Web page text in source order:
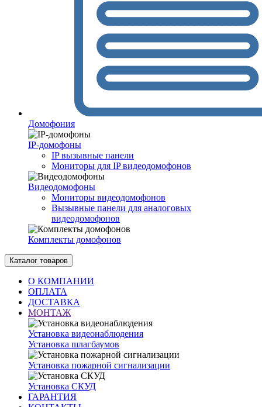
Домофония
IP-домофоны
IP вызывные панели
Мониторы для IP видеодомофонов
Видеодомофоны
Мониторы видеодомофонов
Вызывные панели для аналоговых
видеодомофонов
Комплекты домофонов
Каталог товаров
О КОМПАНИИ
ОПЛАТА
ДОСТАВКА
МОНТАЖ
Установка видеонаблюдения
Установка шлагбаумов
Установка пожарной сигнализации
Установка СКУД
ГАРАНТИЯ